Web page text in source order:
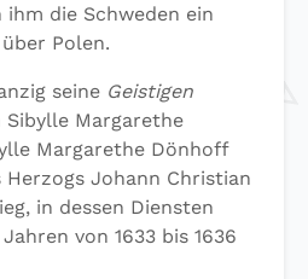
die Schweden ein
über Polen.
seine Geistigen
Sibylle Margarethe
Margarethe Dönhoff
Johann Christian
in dessen Diensten
von 1633 bis 1636